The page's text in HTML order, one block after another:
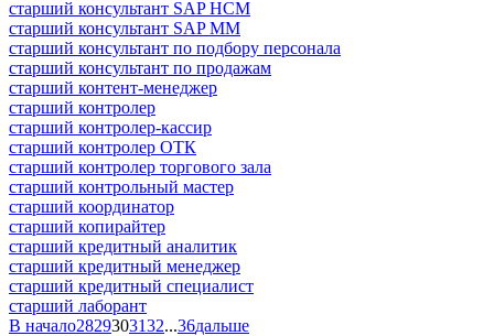
старший консультант SAP HCM
старший консультант SAP MM
старший консультант по подбору персонала
старший консультант по продажам
старший контент-менеджер
старший контролер
старший контролер-кассир
старший контролер ОТК
старший контролер торгового зала
старший контрольный мастер
старший координатор
старший копирайтер
старший кредитный аналитик
старший кредитный менеджер
старший кредитный специалист
старший лаборант
В начало2829303132...36дальше